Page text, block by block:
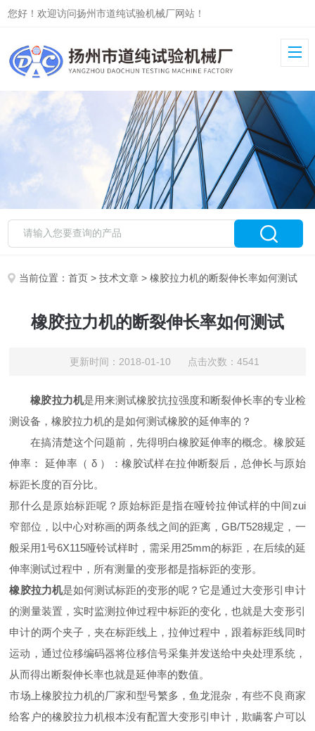
您好！欢迎访问扬州市道纯试验机械厂网站！
当前位置：首页 >技术文章 > 橡胶拉力机的断裂伸长率如何测试
橡胶拉力机的断裂伸长率如何测试
更新时间：2018-01-10 点击次数：4541
橡胶拉力机是用来测试橡胶抗拉强度和断裂伸长率的专业检
测设备，橡胶拉力机的是如何测试橡胶的延伸率的？
在搞清楚这个问题前，先得明白橡胶延伸率的概念。橡胶延
伸率： 延伸率（ δ ）：橡胶试样在拉伸断裂后，总伸长与原始
标距长度的百分比。
那什么是原始标距呢？原始标距是指在哑铃拉伸试样的中间zui
窄部位，以中心对称画的两条线之间的距离，GB/T528规定，一
般采用1号6X115哑铃试样时，需采用25mm的标距，在后续的延
伸率测试过程中，所有测量的变形都是指标距的变形。
橡胶拉力机是如何测试标距的变形的呢？它是通过大变形引申计
的测量装置，实时监测拉伸过程中标距的变化，也就是大变形引
申计的两个夹子，夹在标距线上，拉伸过程中，跟着标距线同时
运动，通过位移编码器将位移信号采集并发送给中央处理系统，
从而得出断裂伸长率也就是延伸率的数值。
​市场上橡胶拉力机的厂家和型号繁多，鱼龙混杂，有些不良商家
给客户的橡胶拉力机根本没有配置大变形引申计，欺瞒客户可以